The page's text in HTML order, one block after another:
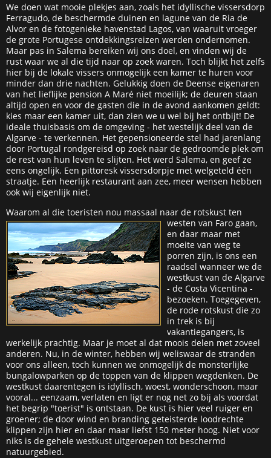
We doen wat mooie plekjes aan, zoals het idyllische vissersdorp
Ferragudo, de beschermde duinen en lagune van de Ria de
Alvor en de fotogenieke havenstad Lagos, van waaruit vroeger
de grote Portugese ontdekkingsreizen werden ondernomen.
Maar pas in Salema bereiken wij ons doel, en vinden wij de
rust waar we al die tijd naar op zoek waren. Toch blijkt het zelfs
hier bij de lokale vissers onmogelijk een kamer te huren voor
minder dan drie nachten. Gelukkig doen de Deense eigenaren
van het lieflijke pension A Maré niet moeilijk; de deuren staan
altijd open en voor de gasten die in de avond aankomen geldt:
kies maar een kamer uit, dan zien we u wel bij het ontbijt! De
ideale thuisbasis om de omgeving - het westelijk deel van de
Algarve - te verkennen. Het gepensioneerde stel had jarenlang
door Portugal rondgereisd op zoek naar de gedroomde plek om
de rest van hun leven te slijten. Het werd Salema, en geef ze
eens ongelijk. Een pittoresk vissersdorpje met welgeteld één
straatje. Een heerlijk restaurant aan zee, meer wensen hebben
ook wij eigenlijk niet.
Waarom al die toeristen nou massaal naar de rotskust ten
westen van Faro gaan,
en daar maar met
moeite van weg te
porren zijn, is ons een
raadsel wanneer we de
westkust van de Algarve
- de Costa Vicentina -
bezoeken. Toegegeven,
de rode rotskust die zo
in trek is bij
vakantiegangers, is
werkelijk prachtig. Maar je moet al dat moois delen met zoveel
anderen. Nu, in de winter, hebben wij weliswaar de stranden
voor ons alleen, toch kunnen we onmogelijk de monsterlijke
bungalowparken op de toppen van de klippen wegdenken. De
westkust daarentegen is idyllisch, woest, wonderschoon, maar
vooral... eenzaam, verlaten en ligt er nog net zo bij als voordat
het begrip "toerist" is ontstaan. De kust is hier veel ruiger en
groener; de door wind en branding geteisterde loodrechte
klippen zijn hier en daar maar liefst 150 meter hoog. Niet voor
niks is de gehele westkust uitgeroepen tot beschermd
natuurgebied.